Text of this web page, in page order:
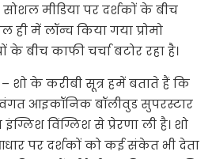
मीडिया पर दर्शकों के बीच
ही में लॉन्च किया गया प्रोमो
के बीच काफी चर्चा बटोर रहा है।
शो के करीबी सूत्र हमें बताते हैं कि
आइकॉनिक बॉलीवुड सुपरस्टार
विंग्लिश से प्रेरणा ली है। शो
पर दर्शकों को कई संकेत भी देता